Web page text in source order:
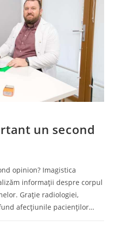
un second
opinion? Imagistica
informații despre corpul
Grație radiologiei,
afecțiunile pacienților…